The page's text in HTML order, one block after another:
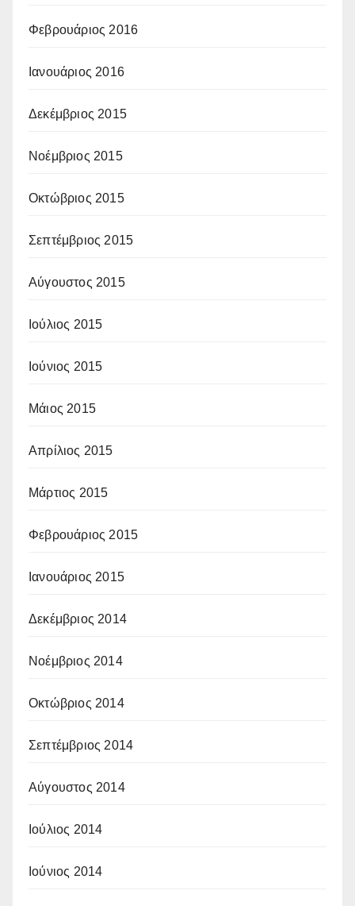
Φεβρουάριος 2016
Ιανουάριος 2016
Δεκέμβριος 2015
Νοέμβριος 2015
Οκτώβριος 2015
Σεπτέμβριος 2015
Αύγουστος 2015
Ιούλιος 2015
Ιούνιος 2015
Μάιος 2015
Απρίλιος 2015
Μάρτιος 2015
Φεβρουάριος 2015
Ιανουάριος 2015
Δεκέμβριος 2014
Νοέμβριος 2014
Οκτώβριος 2014
Σεπτέμβριος 2014
Αύγουστος 2014
Ιούλιος 2014
Ιούνιος 2014